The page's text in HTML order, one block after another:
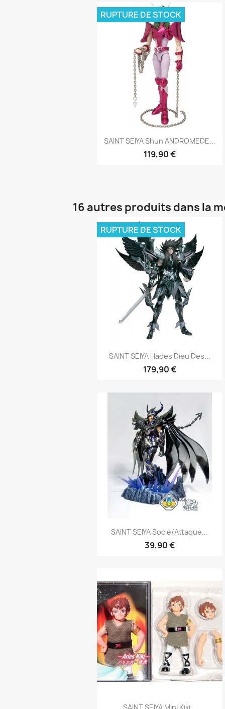
Aperçu rapide
SAINT SEIYA Shun ANDROMEDE...
119,90 €
RUPTURE DE STOCK
16 autres produits dans la
Aperçu rapide
SAINT SEIYA Hades Dieu Des...
179,90 €
RUPTURE DE STOCK
Aperçu rapide
SAINT SEIYA Socle/Attaque...
39,90 €
Aperçu rapide